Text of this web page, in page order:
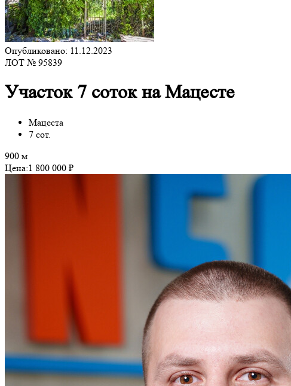
Опубликовано: 11.12.2023
ЛОТ № 95839
Участок 7 соток на Мацесте
Мацеста
7 сот.
900 м
Цена:1 800 000 ₽